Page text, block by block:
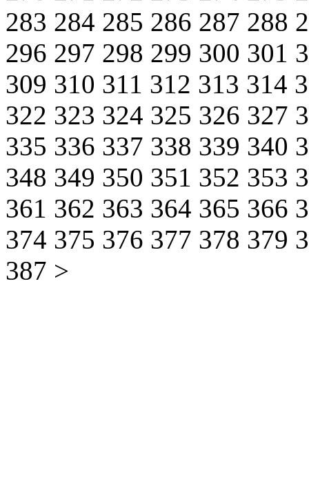
283 284 285 286 287 288
296 297 298 299 300 301
309 310 311 312 313 314
322 323 324 325 326 327
335 336 337 338 339 340
348 349 350 351 352 353
361 362 363 364 365 366
374 375 376 377 378 379
387 >